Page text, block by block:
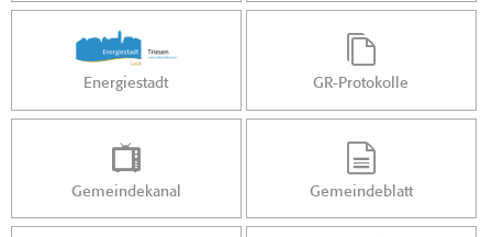
Energiestadt GR-Protokolle
Gemeindekanal Gemeindeblatt